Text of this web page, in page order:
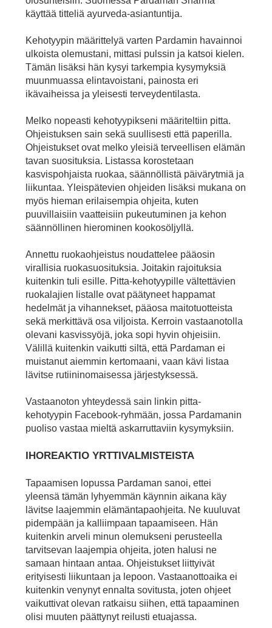
käyttää titteliä ayurveda-asiantuntija.
Kehotyypin määrittelyä varten Pardamin havainnoi
ulkoista olemustani, mittasi pulssin ja katsoi kielen.
Tämän lisäksi hän kysyi tarkempia kysymyksiä
muunmuassa elintavoistani, painosta eri
ikävaiheissa ja yleisesti terveydentilasta.
Melko nopeasti kehotyypikseni määriteltiin pitta.
Ohjeistuksen sain sekä suullisesti että paperilla.
Ohjeistukset ovat melko yleisiä terveellisen elämän
tavan suosituksia. Listassa korostetaan
kasvispohjaista ruokaa, säännöllistä päivärytmiä ja
liikuntaa. Yleispätevien ohjeiden lisäksi mukana on
myös hieman erilaisempia ohjeita, kuten
puuvillaisiin vaatteisiin pukeutuminen ja kehon
säännöllinen hierominen kookosöljyllä.
Annettu ruokaohjeistus noudattelee pääosin
virallisia ruokasuosituksia. Joitakin rajoituksia
kuitenkin tuli esille. Pitta-kehotyypille vältettävien
ruokalajien listalle ovat päätyneet happamat
hedelmät ja vihannekset, pääosa maitotuotteista
sekä merkittävä osa viljoista. Kerroin vastaanotolla
olevani kasvissyöjä, joka sopi hyvin ohjeisiin.
Välillä kuitenkin vaikutti siltä, että Pardaman ei
muistanut aiemmin kertomaani, vaan kävi listaa
lävitse rutiininomaisessa järjestyksessä.
Vastaanoton yhteydessä sain linkin pitta-
kehotyypin Facebook-ryhmään, jossa Pardamanin
puoliso vastaa mieltä askarruttaviin kysymyksiin.
IHOREAKTIO YRTTIVALMISTEISTA
Tapaamisen lopussa Pardaman sanoi, ettei
yleensä tämän lyhyemmän käynnin aikana käy
lävitse laajemmin elämäntapaohjeita. Ne kuuluvat
pidempään ja kalliimpaan tapaamiseen. Hän
kuitenkin arveli minun olemukseni perusteella
tarvitsevan laajempia ohjeita, joten halusi ne
samaan hintaan antaa. Ohjeistukset liittyivät
erityisesti liikuntaan ja lepoon. Vastaanottoaika ei
kuitenkin venynyt ennalta sovitusta, joten ohjeet
vaikuttivat olevan ratkaisu siihen, että tapaaminen
olisi muuten päättynyt reilusti etuajassa.